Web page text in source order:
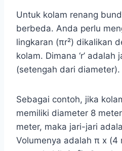
Untuk kolam renang
berbeda. Anda perlu
lingkaran (πr²) dikalikan
kolam. Dimana ‘r’ adalah
(setengah dari diameter).
Sebagai contoh, jika
memiliki diameter 8
meter, maka jari-jari
Volumenya adalah π x (4